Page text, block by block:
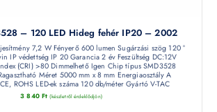
– 120 LED Hideg fehér IP20 – 2002
7,2 W Fényerő 600 lumen Sugárzási szög 120 °
IP védettség IP 20 Garancia 2 év Feszültség DC:12V
(CRI) >80 Dimmelhető Igen Chip típus SMD3528
Méret 5000 mm x 8 mm Energiaosztály A
ROHS LED-ek száma 120 db/méter Gyártó V-TAC
3 840 Ft (készletről érdeklődjön)